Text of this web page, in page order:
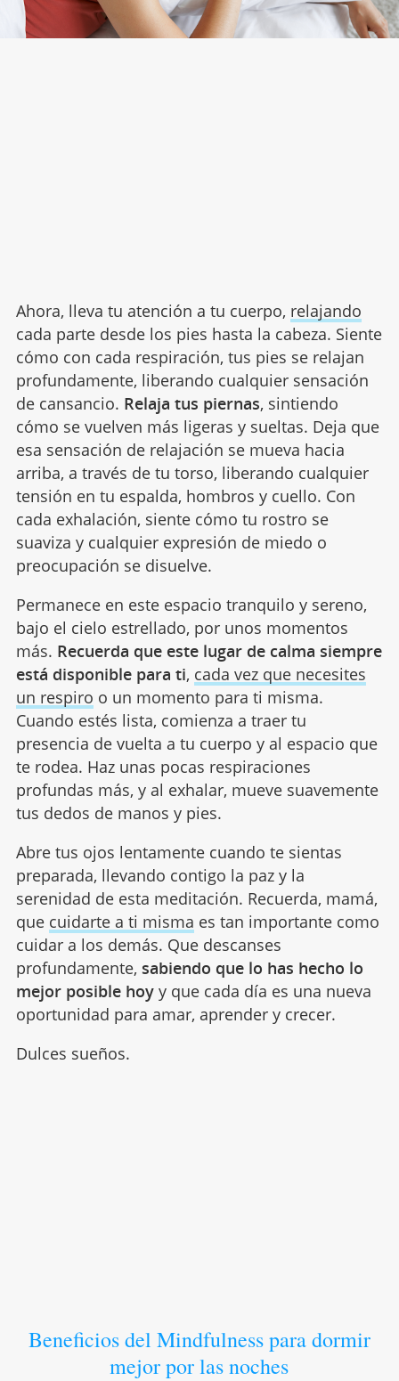
Ahora, lleva tu atención a tu cuerpo, relajando
cada parte desde los pies hasta la cabeza. Siente
cómo con cada respiración, tus pies se relajan
profundamente, liberando cualquier sensación
de cansancio. Relaja tus piernas, sintiendo
cómo se vuelven más ligeras y sueltas. Deja que
esa sensación de relajación se mueva hacia
arriba, a través de tu torso, liberando cualquier
tensión en tu espalda, hombros y cuello. Con
cada exhalación, siente cómo tu rostro se
suaviza y cualquier expresión de miedo o
preocupación se disuelve.
Permanece en este espacio tranquilo y sereno,
bajo el cielo estrellado, por unos momentos
más. Recuerda que este lugar de calma siempre
está disponible para ti, cada vez que necesites
un respiro o un momento para ti misma.
Cuando estés lista, comienza a traer tu
presencia de vuelta a tu cuerpo y al espacio que
te rodea. Haz unas pocas respiraciones
profundas más, y al exhalar, mueve suavemente
tus dedos de manos y pies.
Abre tus ojos lentamente cuando te sientas
preparada, llevando contigo la paz y la
serenidad de esta meditación. Recuerda, mamá,
que cuidarte a ti misma es tan importante como
cuidar a los demás. Que descanses
profundamente, sabiendo que lo has hecho lo
mejor posible hoyy que cada día es una nueva
oportunidad para amar, aprender y crecer.
Dulces sueños.
Beneficios del Mindfulness para dormir
mejor por las noches